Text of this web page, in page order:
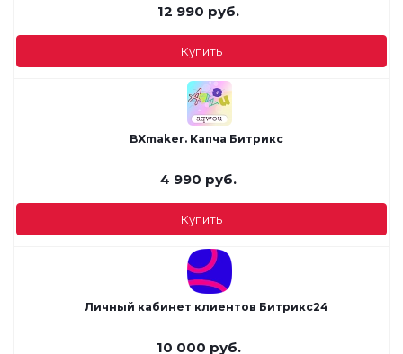
12 990 руб.
Купить
BXmaker. Капча Битрикс
4 990 руб.
Купить
Личный кабинет клиентов Битрикс24
10 000 руб.